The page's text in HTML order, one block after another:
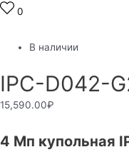
0
В наличии
IPC-D042-
15,590.00₽
4 Мп купольная